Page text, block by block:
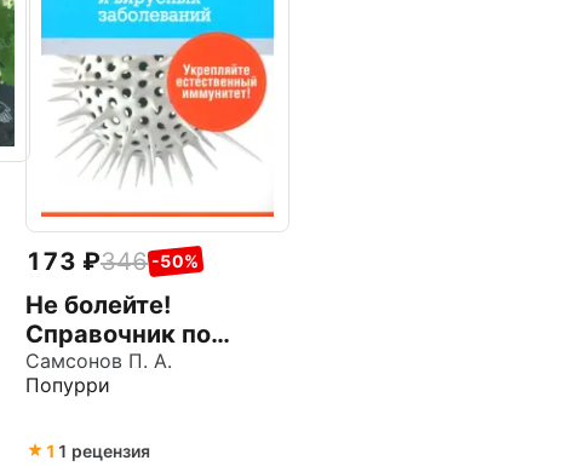
173 346 -50%
Не болейте!
Справочник по
профилактике
сезонных и
заболеваний
Самсонов П. А.
Попурри
1 1 рецензия